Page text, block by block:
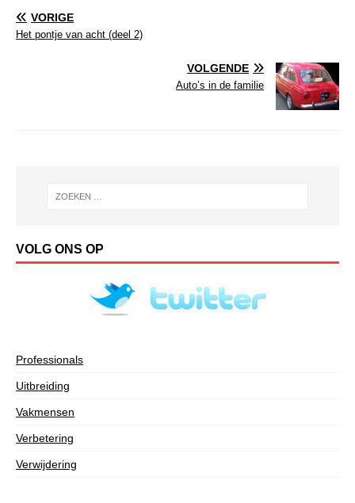
VORIGE
Het pontje van acht (deel 2)
VOLGENDE
Auto’s in de familie
VOLG ONS OP
Professionals
Uitbreiding
Vakmensen
Verbetering
Verwijdering